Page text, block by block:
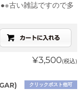
古い雑誌ですので多
¥3,500(税込)
クリックポスト他可